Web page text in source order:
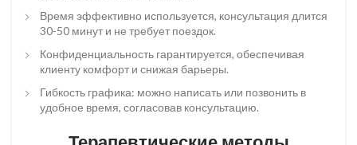
Время эффективно используется, консультация длится
30-50 минут и не требует поездок.
Конфиденциальность гарантируется, обеспечивая
клиенту комфорт и снижая барьеры.
Гибкость графика: можно написать или позвонить в
удобное время, согласовав консультацию.